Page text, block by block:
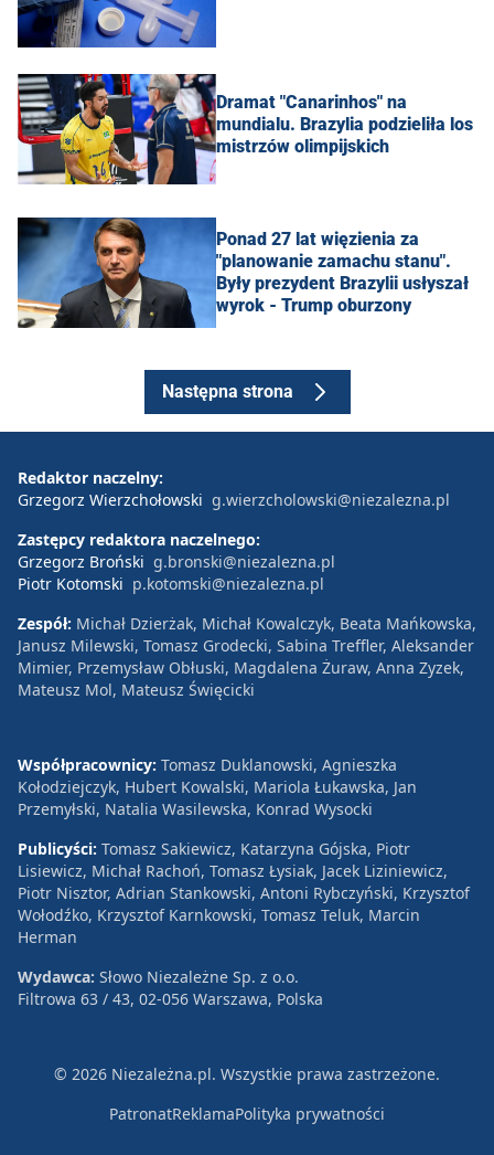
Dramat "Canarinhos" na
mundialu. Brazylia podzieliła los
mistrzów olimpijskich
Ponad 27 lat więzienia za
"planowanie zamachu stanu".
Były prezydent Brazylii usłyszał
wyrok - Trump oburzony
Następna strona
Redaktor naczelny:
Grzegorz Wierzchołowski g.wierzcholowski@niezalezna.pl
Zastępcy redaktora naczelnego:
Grzegorz Broński g.bronski@niezalezna.pl
Piotr Kotomski p.kotomski@niezalezna.pl
Zespół: Michał Dzierżak, Michał Kowalczyk, Beata Mańkowska,
Janusz Milewski, Tomasz Grodecki, Sabina Treffler, Aleksander
Mimier, Przemysław Obłuski, Magdalena Żuraw, Anna Zyzek,
Mateusz Mol, Mateusz Święcicki
Współpracownicy: Tomasz Duklanowski, Agnieszka
Kołodziejczyk, Hubert Kowalski, Mariola Łukawska, Jan
Przemyłski, Natalia Wasilewska, Konrad Wysocki
Publicyści: Tomasz Sakiewicz, Katarzyna Gójska, Piotr
Lisiewicz, Michał Rachoń, Tomasz Łysiak, Jacek Liziniewicz,
Piotr Nisztor, Adrian Stankowski, Antoni Rybczyński, Krzysztof
Wołodźko, Krzysztof Karnkowski, Tomasz Teluk, Marcin
Herman
Wydawca: Słowo Niezależne Sp. z o.o.
Filtrowa 63 / 43, 02-056 Warszawa, Polska
© 2026 Niezależna.pl. Wszystkie prawa zastrzeżone.
PatronatReklamaPolityka prywatności